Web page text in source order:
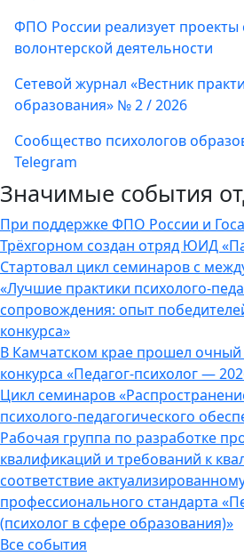
ФПО России реализует проекты
волонтерской деятельности
Сетевой журнал «Вестник
образования» № 2 / 2026
Сообщество психологов
Telegram
Значимые события
При поддержке ФПО России и
Трёхгорном создан отряд ЮИД
Стартовал цикл семинаров с
«Лучшие практики психолого-
сопровождения: опыт
конкурса»
В Камчатском крае прошел очный
конкурса «Педагог-психолог —
Цикл семинаров
психолого-педагогического
Рабочая группа по разработке
квалификаций и требований к
соответствие
профессионального стандарта
(психолог в сфере образования)»
Все события